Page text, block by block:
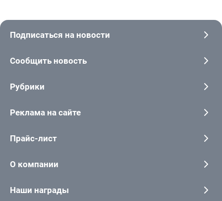
Подписаться на новости
Сообщить новость
Рубрики
Реклама на сайте
Прайс-лист
О компании
Наши награды